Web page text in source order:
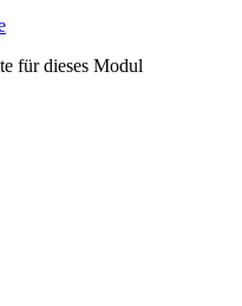
für dieses Modul